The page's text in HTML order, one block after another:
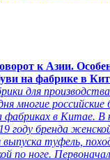
к Азии.
на фабрике в
для
многие
фабриках в Китае. В
году бренда
выпуска туфель,
по ноге.